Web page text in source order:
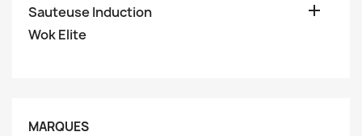
Sauteuse Induction 
Wok Elite
MARQUES